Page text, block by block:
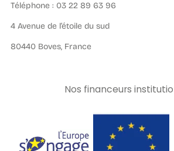
Téléphone : 03 22 89 63 96
4 Avenue de l’étoile du sud
80440 Boves, France
Nos financeurs